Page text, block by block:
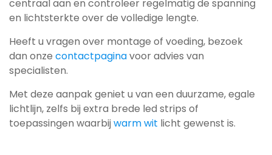
centraal aan en controleer regelmatig de spanning
en lichtsterkte over de volledige lengte.
Heeft u vragen over montage of voeding, bezoek
dan onze contactpaginavoor advies van
specialisten.
Met deze aanpak geniet u van een duurzame, egale
lichtlijn, zelfs bij extra brede led strips of
toepassingen waarbijwarm wit licht gewenst is.